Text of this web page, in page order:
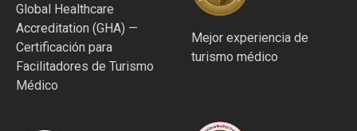
Global Healthcare
Accreditation (GHA) —
Certificación para
Facilitadores de Turismo
Médico
Mejor experiencia de
turismo médico